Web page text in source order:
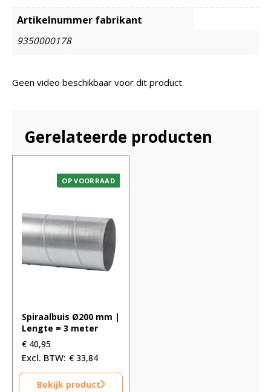
Artikelnummer fabrikant
9350000178
Geen video beschikbaar voor dit product.
Gerelateerde producten
OP VOORRAAD
Spiraalbuis Ø200 mm |
Lengte = 3 meter
€ 40,95
€ 33,84
Bekijk product